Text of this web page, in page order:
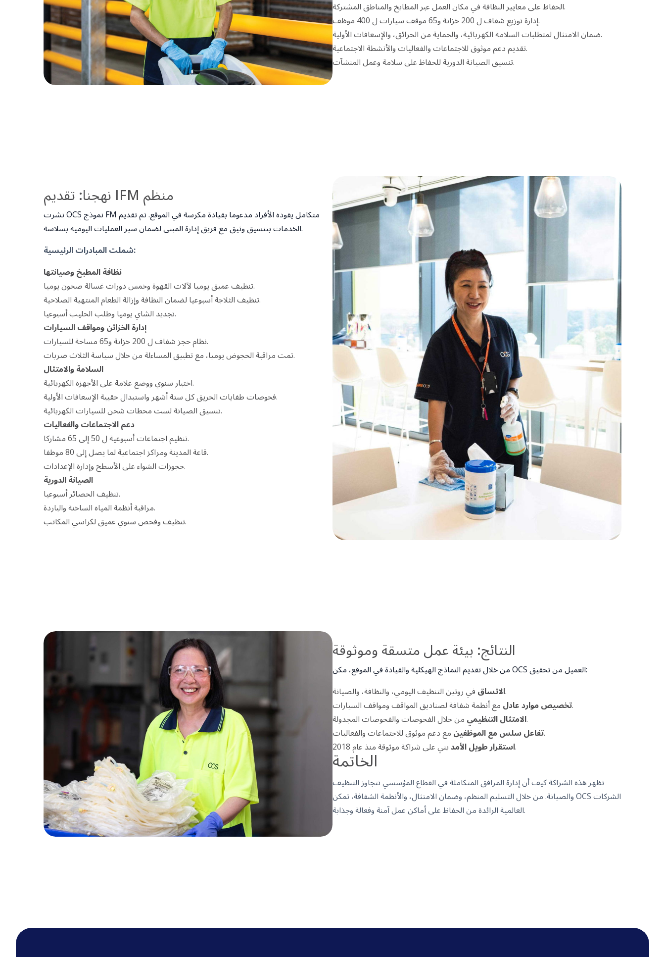
الحفاظ على معايير النظافة في مكان العمل عبر المطابخ والمناطق المشتركة.
إدارة توزيع شفاف ل 200 خزانة و65 موقف سيارات ل 400 موظف.
ضمان الامتثال لمتطلبات السلامة الكهربائية، والحماية من الحرائق، والإسعافات الأولية.
تقديم دعم موثوق للاجتماعات والفعاليات والأنشطة الاجتماعية.
تنسيق الصيانة الدورية للحفاظ على سلامة وعمل المنشآت.
نهجنا: تقديم IFM منظم
نشرت OCS نموذج FM متكامل يقوده الأفراد مدعوما بقيادة مكرسة في الموقع. تم تقديم
الخدمات بتنسيق وثيق مع فريق إدارة المبنى لضمان سير العمليات اليومية بسلاسة.
شملت المبادرات الرئيسية:
نظافة المطبخ وصيانتها
تنظيف عميق يوميا لآلات القهوة وخمس دورات غسالة صحون يوميا.
تنظيف الثلاجة أسبوعيا لضمان النظافة وإزالة الطعام المنتهية الصلاحية.
تجديد الشاي يوميا وطلب الحليب أسبوعيا.
إدارة الخزائن ومواقف السيارات
نظام حجز شفاف ل 200 خزانة و65 مساحة للسيارات.
تمت مراقبة الحجوض يوميا، مع تطبيق المساءلة من خلال سياسة الثلاث ضربات.
السلامة والامتثال
اختبار سنوي ووضع علامة على الأجهزة الكهربائية.
فحوصات طفايات الحريق كل ستة أشهر واستبدال حقيبة الإسعافات الأولية.
تنسيق الصيانة لست محطات شحن للسيارات الكهربائية.
دعم الاجتماعات والفعاليات
تنظيم اجتماعات أسبوعية ل 50 إلى 65 مشاركا.
قاعة المدينة ومراكز اجتماعية لما يصل إلى 80 موظفا.
حجوزات الشواء على الأسطح وإدارة الإعدادات.
الصيانة الدورية
تنظيف الحصائر أسبوعيا.
مراقبة أنظمة المياه الساخنة والباردة.
تنظيف وفحص سنوي عميق لكراسي المكاتب.
النتائج: بيئة عمل متسقة وموثوقة
من خلال تقديم النماذج الهيكلية والقيادة في الموقع، مكن OCS العميل من تحقيق:
الاتساقفي روتين التنظيف اليومي، والنظافة، والصيانة.
تخصيص موارد عادلمع أنظمة شفافة لصناديق المواقف ومواقف السيارات.
الامتثال التنظيميمن خلال الفحوصات والفحوصات المجدولة.
تفاعل سلس مع الموظفينمع دعم موثوق للاجتماعات والفعاليات.
استقرار طويل الأمدبني على شراكة موثوقة منذ عام 2018.
الخاتمة
تظهر هذه الشراكة كيف أن إدارة المرافق المتكاملة في القطاع المؤسسي تتجاوز التنظيف
والصيانة. من خلال التسليم المنظم، وضمان الامتثال، والأنظمة الشفافة، تمكن OCS الشركات
العالمية الرائدة من الحفاظ على أماكن عمل آمنة وفعالة وجذابة.